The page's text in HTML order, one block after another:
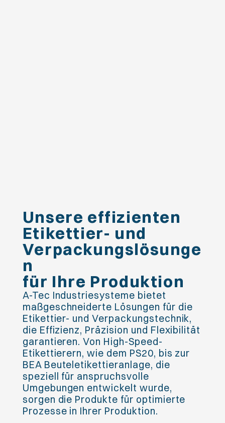
Unsere effizienten
Etikettier- und
Verpackungslösunge
n
für Ihre Produktion
A-Tec Industriesysteme bietet
maßgeschneiderte Lösungen für die
Etikettier- und Verpackungstechnik,
die Effizienz, Präzision und Flexibilität
garantieren. Von High-Speed-
Etikettierern, wie dem PS20, bis zur
BEA Beuteletikettieranlage, die
speziell für anspruchsvolle
Umgebungen entwickelt wurde,
sorgen die Produkte für optimierte
Prozesse in Ihrer Produktion.